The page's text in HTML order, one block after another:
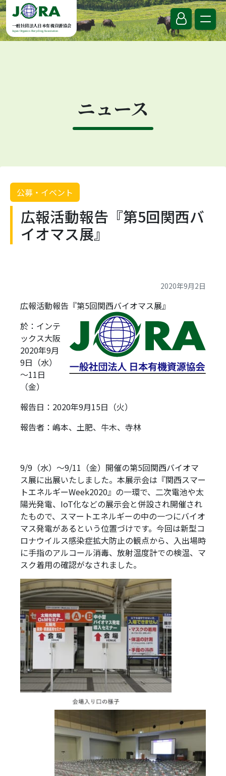
Skip to content
一般社団法人日本有機資源協会
Japan Organics Recycling Association
ニュース
公募・イベント
広報活動報告『第5回関西バ
イオマス展』
2020年9月2日
広報活動報告『第5回関西バイオマス展』
於：インテ
ックス大阪
2020年9月
9日（水）
～11日
（金）
報告日：2020年9月15日（火）
報告者：嶋本、土肥、牛木、寺林
9/9（水）～9/11（金）開催の第5回関西バイオマ
ス展に出展いたしました。本展示会は『関西スマー
トエネルギーWeek2020』の一環で、二次電池や太
陽光発電、IoT化などの展示会と併設され開催され
たもので、スマートエネルギーの中の一つにバイオ
マス発電があるという位置づけです。今回は新型コ
ロナウイルス感染症拡大防止の観点から、入出場時
に手指のアルコール消毒、放射温度計での検温、マ
スク着用の確認がなされました。